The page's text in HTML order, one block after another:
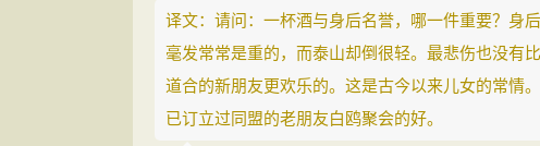
译文：请问：一杯酒与身后名誉，哪一件重要？身
毫发常常是重的，而泰山却倒很轻。最悲伤也没有
道合的新朋友更欢乐的。这是古今以来儿女的常情
已订立过同盟的老朋友白鸥聚会的好。